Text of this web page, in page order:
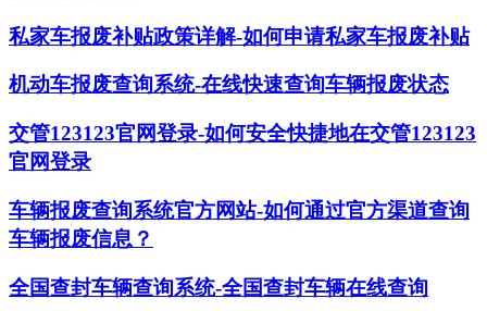
私家车报废补贴政策详解-如何申请私家车报废补贴
机动车报废查询系统-在线快速查询车辆报废状态
交管123123官网登录-如何安全快捷地在交管123123
官网登录
车辆报废查询系统官方网站-如何通过官方渠道查询
车辆报废信息？
全国查封车辆查询系统-全国查封车辆在线查询